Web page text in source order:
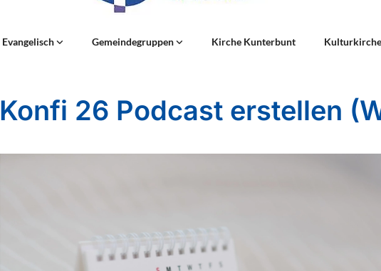
Evangelisch Gemeindegruppen Kirche Kunterbunt
Konfi 26 Podcast erstellen